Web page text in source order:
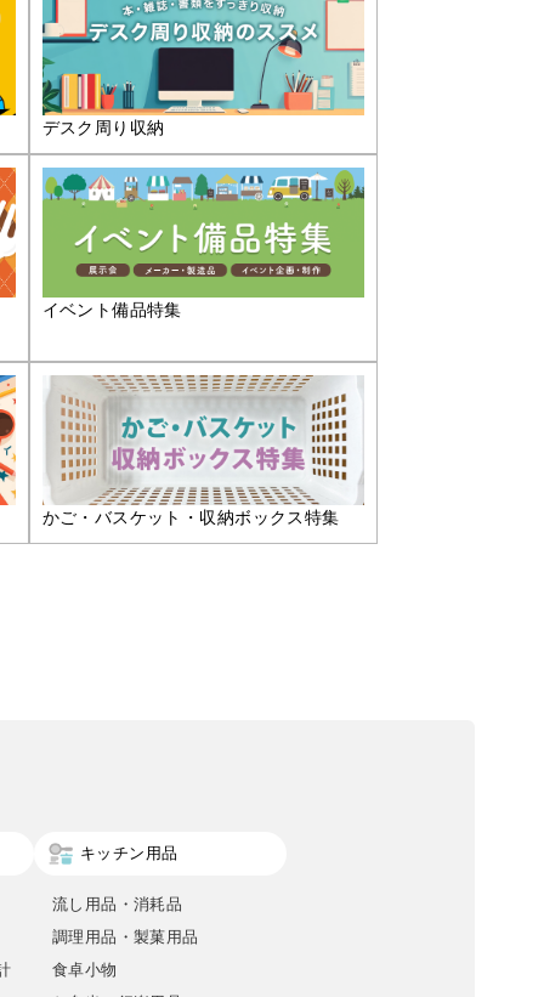
デスク周り収納
イベント備品特集
かご・バスケット・収納ボックス特集
キッチン用品
流し用品・消耗品
調理用品・製菓用品
食卓小物